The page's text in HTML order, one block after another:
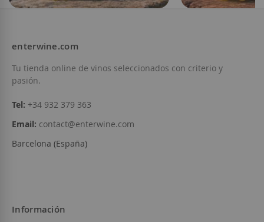
enterwine.com
Tu tienda online de vinos seleccionados con criterio y
pasión.
Tel: +34 932 379 363
Email: contact@enterwine.com
Barcelona (España)
Información